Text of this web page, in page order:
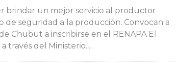
brindar un mejor servicio al productor
de seguridad a la producción. Convocan a
Chubut a inscribirse en el RENAPA El
través del Ministerio...